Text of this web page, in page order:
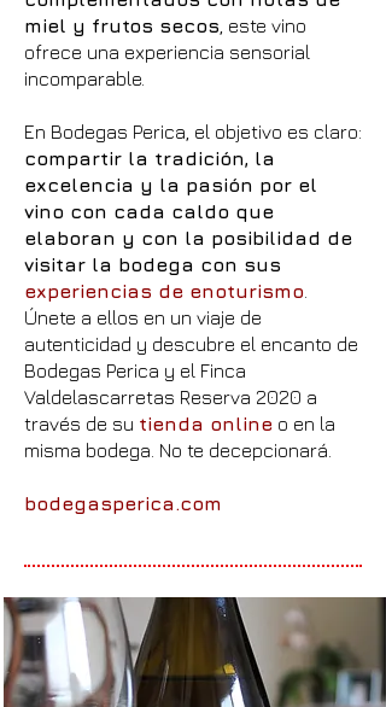
miel y frutos secos , este vino
ofrece una experiencia sensorial
incomparable.
En Bodegas Perica, el objetivo es claro:
compartir la tradición, la
excelencia y la pasión por el
vino con cada caldo que
elaboran y con la posibilidad de
visitar la bodega con sus
experiencias de enoturismo
Únete a ellos en un viaje de
autenticidad y descubre el encanto de
Bodegas Perica y el Finca
Valdelascarretas Reserva 2020 a
través de su tienda online o en la
misma bodega. No te decepcionará.
bodegasperica.com